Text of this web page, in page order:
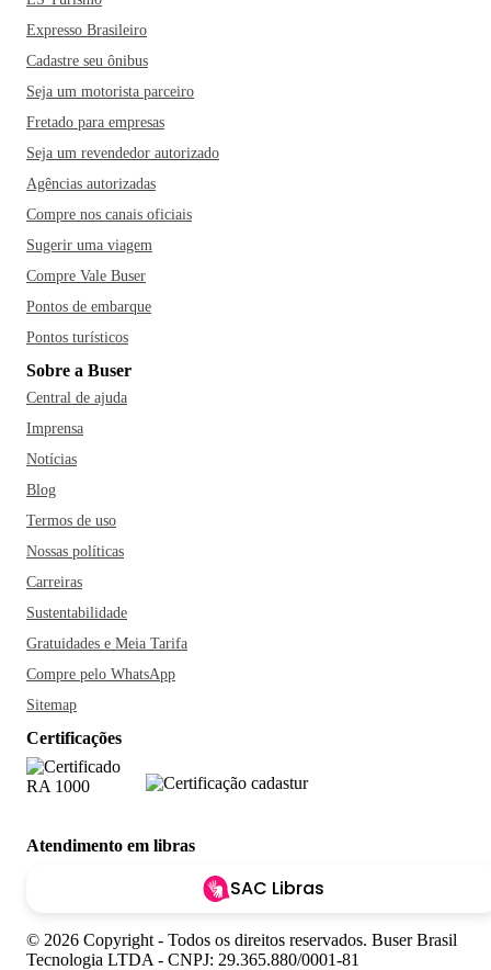
Expresso Brasileiro
Cadastre seu ônibus
Seja um motorista parceiro
Fretado para empresas
Seja um revendedor autorizado
Agências autorizadas
Compre nos canais oficiais
Sugerir uma viagem
Compre Vale Buser
Pontos de embarque
Pontos turísticos
Sobre a Buser
Central de ajuda
Imprensa
Notícias
Blog
Termos de uso
Nossas políticas
Carreiras
Sustentabilidade
Gratuidades e Meia Tarifa
Compre pelo WhatsApp
Sitemap
Certificações
Atendimento em libras
SAC Libras
© 2026 Copyright - Todos os direitos reservados. Buser Brasil
Tecnologia LTDA - CNPJ: 29.365.880/0001-81